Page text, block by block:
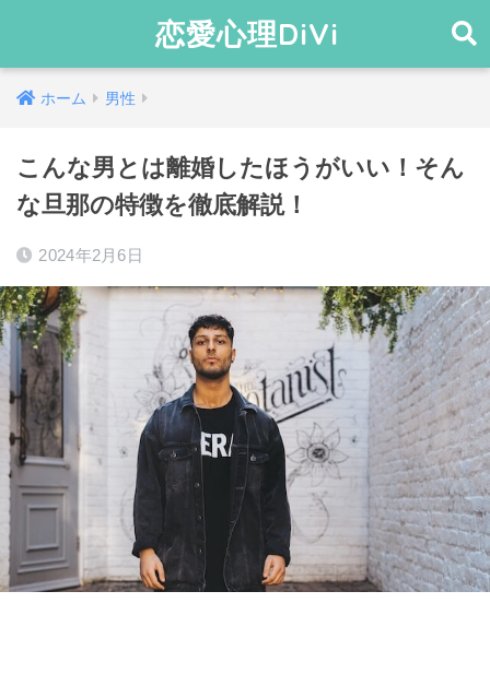
恋愛心理DiVi
ホーム 男性
こんな男とは離婚したほうがいい！そん
な旦那の特徴を徹底解説！
2024年2月6日